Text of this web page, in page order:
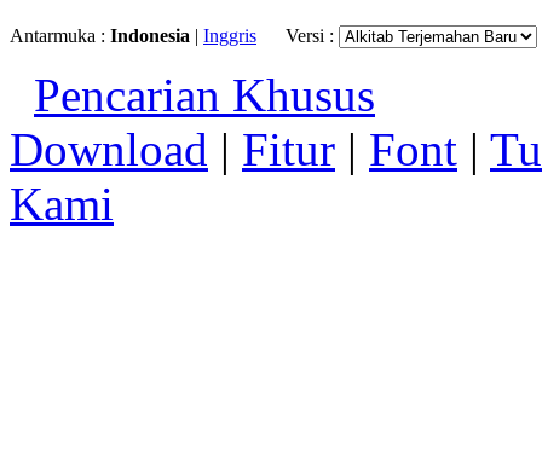
Antarmuka : Indonesia | Inggris Versi :
Pencarian Khusus
Download | Fitur | Font |
Kami